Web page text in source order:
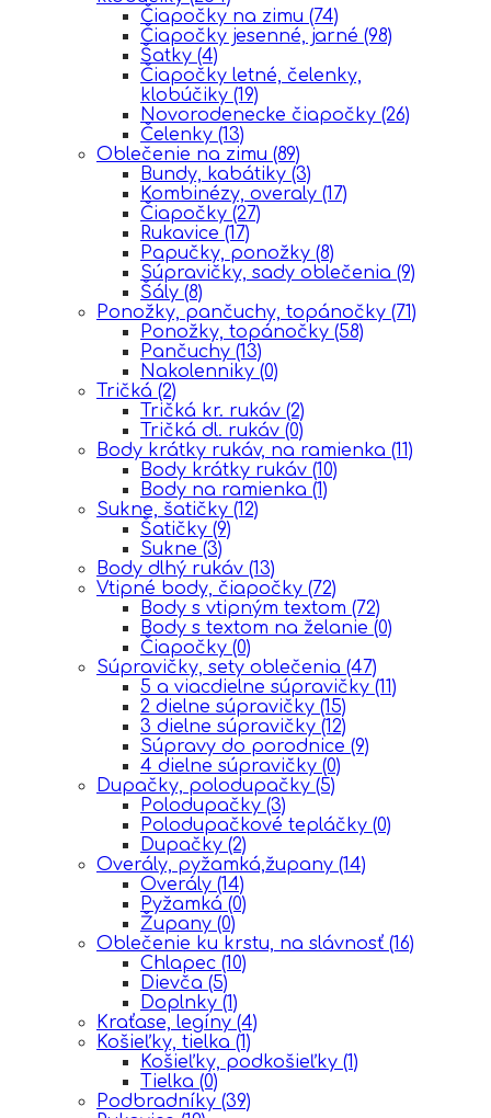
Čiapočky na zimu (74)
Čiapočky jesenné, jarné (98)
Šatky (4)
Čiapočky letné, čelenky,
klobúčiky (19)
Novorodenecke čiapočky (26)
Čelenky (13)
Oblečenie na zimu (89)
Bundy, kabátiky (3)
Kombinézy, overaly (17)
Čiapočky (27)
Rukavice (17)
Papučky, ponožky (8)
Súpravičky, sady oblečenia (9)
Šály (8)
Ponožky, pančuchy, topánočky (71)
Ponožky, topánočky (58)
Pančuchy (13)
Nakolenniky (0)
Tričká (2)
Tričká kr. rukáv (2)
Tričká dl. rukáv (0)
Body krátky rukáv, na ramienka (11)
Body krátky rukáv (10)
Body na ramienka (1)
Sukne, šatičky (12)
Šatičky (9)
Sukne (3)
Body dlhý rukáv (13)
Vtipné body, čiapočky (72)
Body s vtipným textom (72)
Body s textom na želanie (0)
Čiapočky (0)
Súpravičky, sety oblečenia (47)
5 a viacdielne súpravičky (11)
2 dielne súpravičky (15)
3 dielne súpravičky (12)
Súpravy do porodnice (9)
4 dielne súpravičky (0)
Dupačky, polodupačky (5)
Polodupačky (3)
Polodupačkové tepláčky (0)
Dupačky (2)
Overály, pyžamká,župany (14)
Overály (14)
Pyžamká (0)
Župany (0)
Oblečenie ku krstu, na slávnosť (16)
Chlapec (10)
Dievča (5)
Doplnky (1)
Kraťase, legíny (4)
Košieľky, tielka (1)
Košieľky, podkošieľky (1)
Tielka (0)
Podbradníky (39)